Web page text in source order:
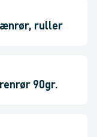
ruller
90gr.